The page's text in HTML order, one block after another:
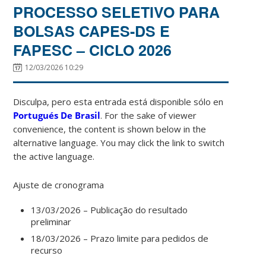
PROCESSO SELETIVO PARA
BOLSAS CAPES-DS E
FAPESC – CICLO 2026
12/03/2026 10:29
Disculpa, pero esta entrada está disponible sólo en
Portugués De Brasil. For the sake of viewer
convenience, the content is shown below in the
alternative language. You may click the link to switch
the active language.
Ajuste de cronograma
13/03/2026 – Publicação do resultado
preliminar
18/03/2026 – Prazo limite para pedidos de
recurso